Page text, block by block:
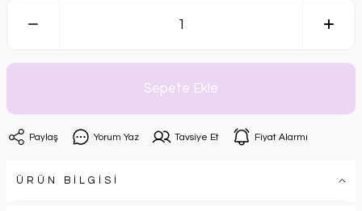
Sepete Ekle
Paylaş Yorum Yaz Tavsiye Et Fiyat Alarmı
ÜRÜN BİLGİSİ